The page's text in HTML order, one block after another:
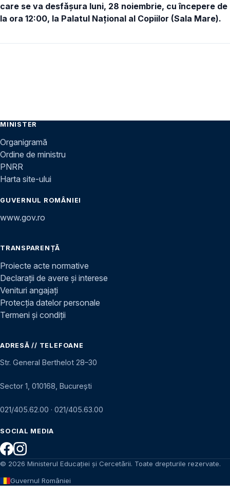
care se va desfășura luni, 28 noiembrie, cu începere de
la ora 12:00, la Palatul Național al Copiilor (Sala Mare).
MINISTER
Organigramă
Ordine de ministru
PNRR
Harta site-ului
GUVERNUL ROMÂNIEI
www.gov.ro
TRANSPARENȚĂ
Proiecte acte normative
Declarații de avere și interese
Venituri angajați
Protecția datelor personale
Termeni și condiții
ADRESĂ // TELEFOANE
Str. General Berthelot 28–30
Sector 1, 010168, București
021/405.62.00 · 021/405.63.00
SOCIAL MEDIA
© 2026 Ministerul Educației și Cercetării. Toate drepturile rezervate.
Guvernul României